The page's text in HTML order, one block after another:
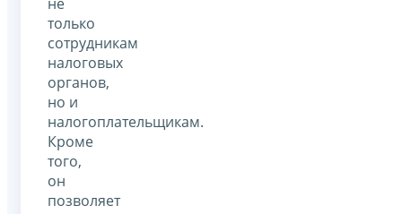
только
сотрудникам
налоговых
органов,
но и
налогоплательщикам.
Кроме
того,
он
позволяет